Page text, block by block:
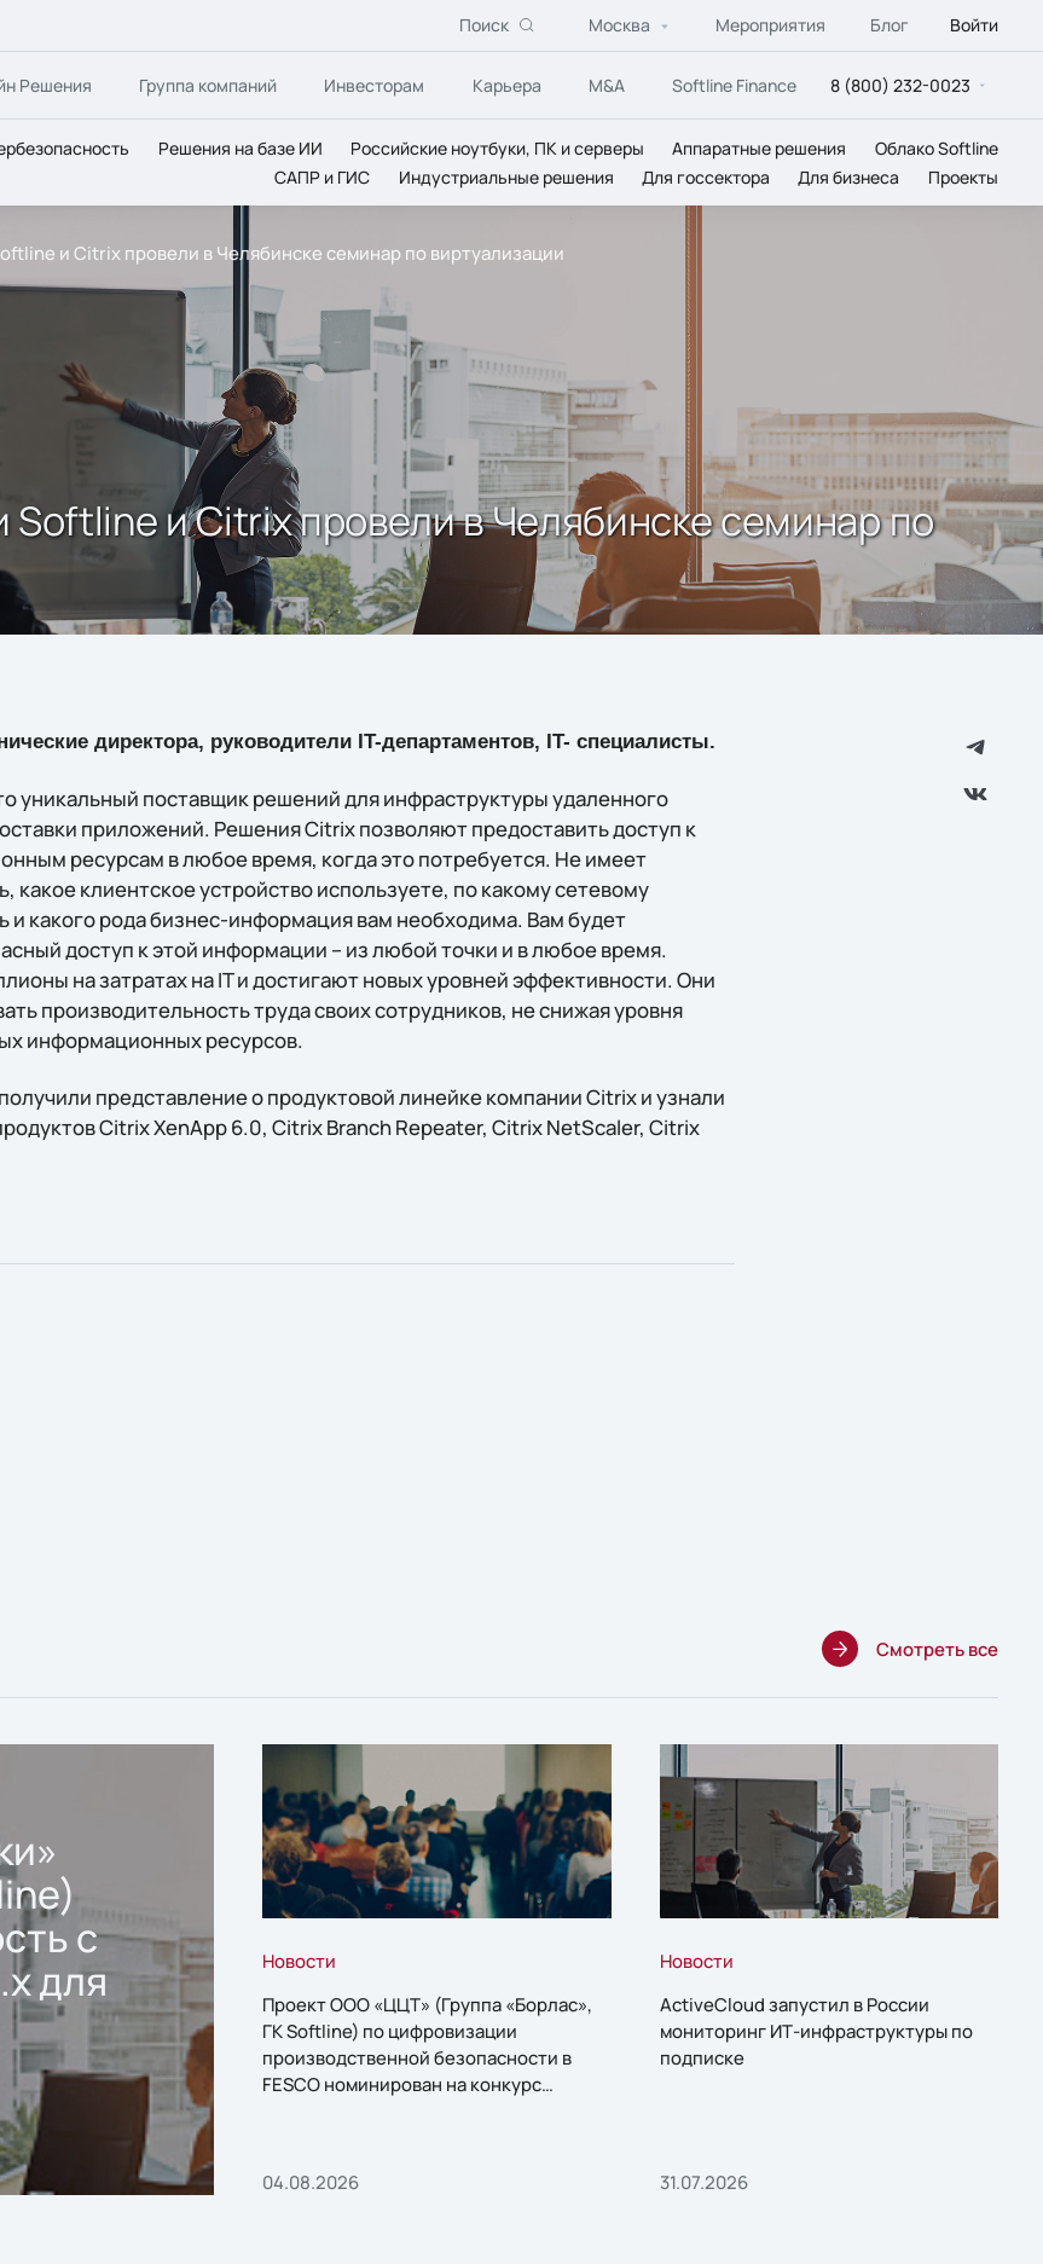
Поиск Москва Мероприятия Блог Войти
Решения Группа компаний Инвесторам Карьера M&A Softline Finance 8 (800) 232-0023
Решения на базе ИИ Российские ноутбуки, ПК и серверы Аппаратные решения
Облако Softline
САПР и ГИС
Индустриальные решения Для госсектора Для бизнеса Проекты
и Citrix провели в Челябинске семинар по виртуализации
Softline и Citrix провели в Челябинске семинар по
директора, руководители IT-департаментов, IT- специалисты.
уникальный поставщик решений для инфраструктуры удаленного
приложений. Решения Citrix позволяют предоставить доступ к
ресурсам в любое время, когда это потребуется. Не имеет
какое клиентское устройство используете, по какому сетевому
какого рода бизнес-информация вам необходима. Вам будет
доступ к этой информации – из любой точки и в любое время.
на затратах на IT и достигают новых уровней эффективности. Они
производительность труда своих сотрудников, не снижая уровня
информационных ресурсов.
представление о продуктовой линейке компании Citrix и узнали
Citrix XenApp 6.0, Citrix Branch Repeater, Citrix NetScaler, Citrix
Смотреть все
с
для
Новости
Проект ООО «ЦЦТ» (Группа «Борлас»,
ГК Softline) по цифровизации
производственной безопасности в
FESCO номинирован на конкурс
04.08.2026
Новости
ActiveCloud запустил в России
мониторинг ИТ-инфраструктуры по
подписке
31.07.2026